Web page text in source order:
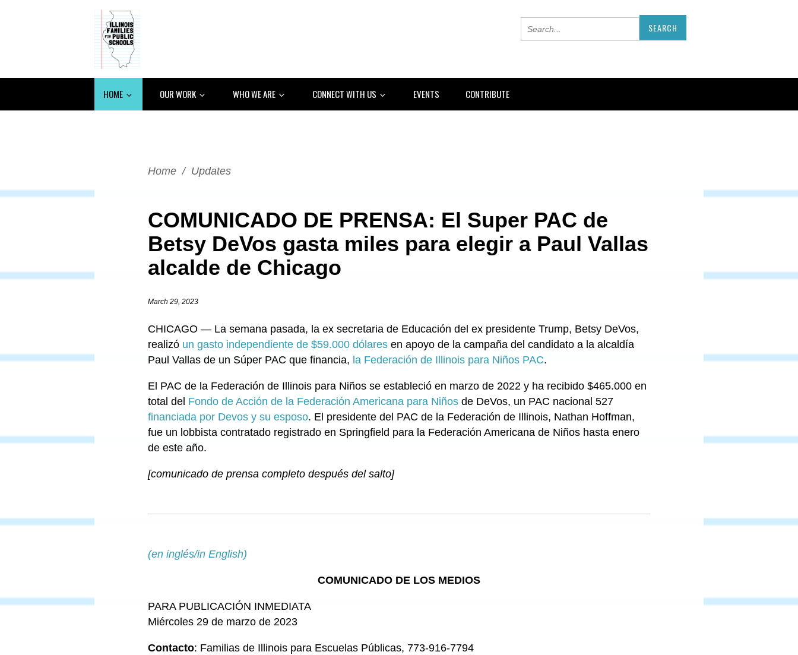
HOME OUR WORK WHO WE ARE CONNECT WITH US EVENTS CONTRIBUTE
Home / Updates
COMUNICADO DE PRENSA: El Super PAC de
Betsy DeVos gasta miles para elegir a Paul Vallas
alcalde de Chicago
March 29, 2023
CHICAGO — La semana pasada, la ex secretaria de Educación del ex presidente Trump, Betsy DeVos,
realizó un gasto independiente de $59.000 dólares en apoyo de la campaña del candidato a la alcaldía
Paul Vallas de un Súper PAC que financia, la Federación de Illinois para Niños PAC.
El PAC de la Federación de Illinois para Niños se estableció en marzo de 2022 y ha recibido $465.000 en
total del Fondo de Acción de la Federación Americana para Niños de DeVos, un PAC nacional 527
financiada por Devos y su esposo. El presidente del PAC de la Federación de Illinois, Nathan Hoffman,
fue un lobbista contratado registrado en Springfield para la Federación Americana de Niños hasta enero
de este año.
[comunicado de prensa completo después del salto]
(en inglés/in English)
COMUNICADO DE LOS MEDIOS
PARA PUBLICACIÓN INMEDIATA
Miércoles 29 de marzo de 2023
Contacto: Familias de Illinois para Escuelas Públicas, 773-916-7794